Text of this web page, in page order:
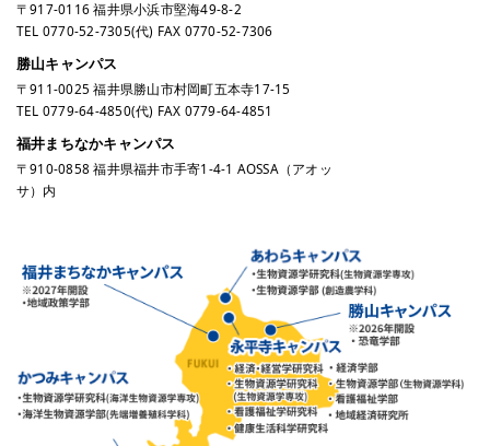
〒917-0116 福井県小浜市堅海49-8-2
TEL 0770-52-7305(代) FAX 0770-52-7306
勝山キャンパス
〒911-0025 福井県勝山市村岡町五本寺17-15
TEL 0779-64-4850(代) FAX 0779-64-4851
福井まちなかキャンパス
〒910-0858 福井県福井市手寄1-4-1 AOSSA（アオッ
サ）内